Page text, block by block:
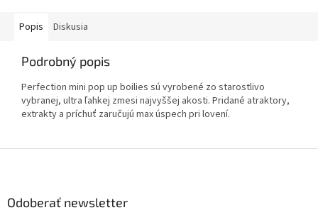
Popis Diskusia
Podrobný popis
Perfection mini pop up boilies sú vyrobené zo starostlivo
vybranej, ultra ľahkej zmesi najvyššej akosti. Pridané atraktory,
extrakty a príchuť zaručujú max úspech pri lovení.
Odoberať newsletter